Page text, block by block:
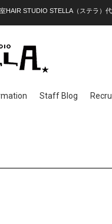
STUDIO STELLA（ステラ）
Staff Blog